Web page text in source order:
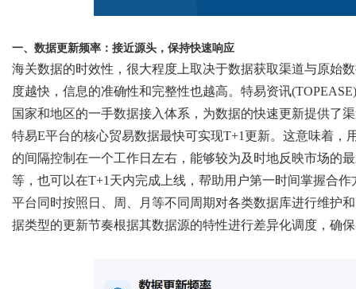
一、数据更新频率：接近源头，保持快速响应
海关数据的时效性，很大程度上取决于数据获取渠道与原始
度越快，信息的准确性和完整性也越高。 特易资讯(TOPEASE)
国家和地区的一手数据接入体系，为数据的快速更新提供了
特易E平台的核心贸易数据最快可实现T+1更新。这意味着
的间隔控制在一个工作日左右，能够较为及时地反映市场的
等，也可以在T+1天内完成上线，帮助用户第一时间掌握合
平台同时按照日、周、月等不同周期对各类数据库进行维护
据类型的更新节奏根据其数据源的特性进行差异化调度，确